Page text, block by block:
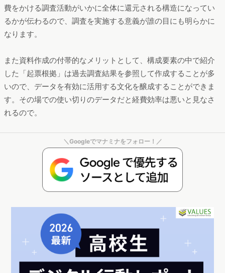
費をかける調査活動がいかに全体に還元される構造になってい
るかが伝わるので、調査を実施する意義が誰の目にも明らかに
なります。
また資料作成の付帯的なメリットとして、構成要素の中で紹介
した「起票根拠」は過去調査結果を参照して作成することが多
いので、データを有効に活用する文化を醸成することができま
す。その場での使い切りのデータだと経費効率は悪いと見なさ
れるので。
＼Googleでマナミナをフォロー！／